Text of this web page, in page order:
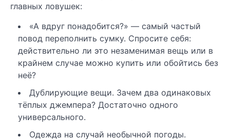
главных ловушек:
«А вдруг понадобится?» — самый частый
повод переполнить сумку. Спросите себя:
действительно ли это незаменимая вещь или в
крайнем случае можно купить или обойтись без
неё?
Дублирующие вещи. Зачем два одинаковых
тёплых джемпера? Достаточно одного
универсального.
Одежда на случай необычной погоды.